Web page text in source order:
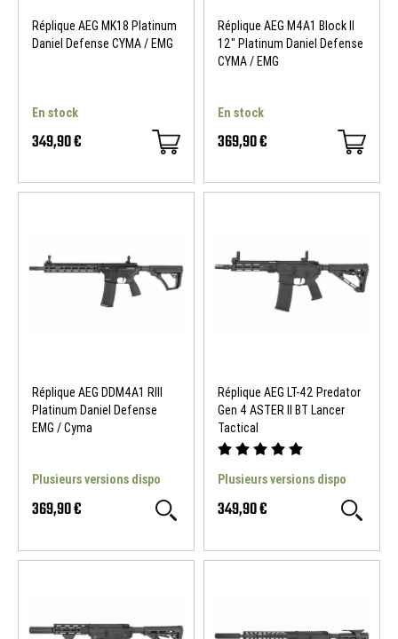
Réplique AEG MK18 Platinum
Daniel Defense CYMA / EMG
En stock
349,90 €
Réplique AEG M4A1 Block II
12" Platinum Daniel Defense
CYMA / EMG
En stock
369,90 €
Réplique AEG DDM4A1 RIII
Platinum Daniel Defense
EMG / Cyma
Plusieurs versions dispo
369,90 €
Réplique AEG LT-42 Predator
Gen 4 ASTER II BT Lancer
Tactical
Plusieurs versions dispo
349,90 €